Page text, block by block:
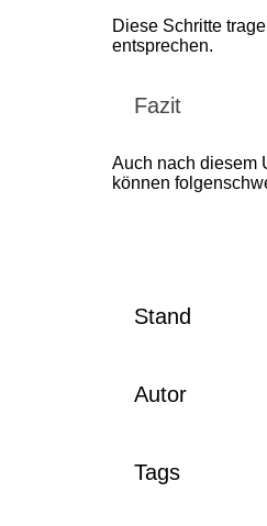
Diese Schritte
entsprechen.
Fazit
Auch nach diesem
können
Stand
Autor
Tags